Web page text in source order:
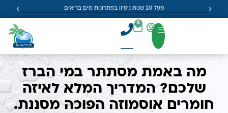
מעל 20 שנות ניסיון בפתרונות מים בריאים
0
מה באמת מסתתר במי הברז
שלכם? המדריך המלא לאיזה
חומרים אוסמוזה הפוכה מסננת.